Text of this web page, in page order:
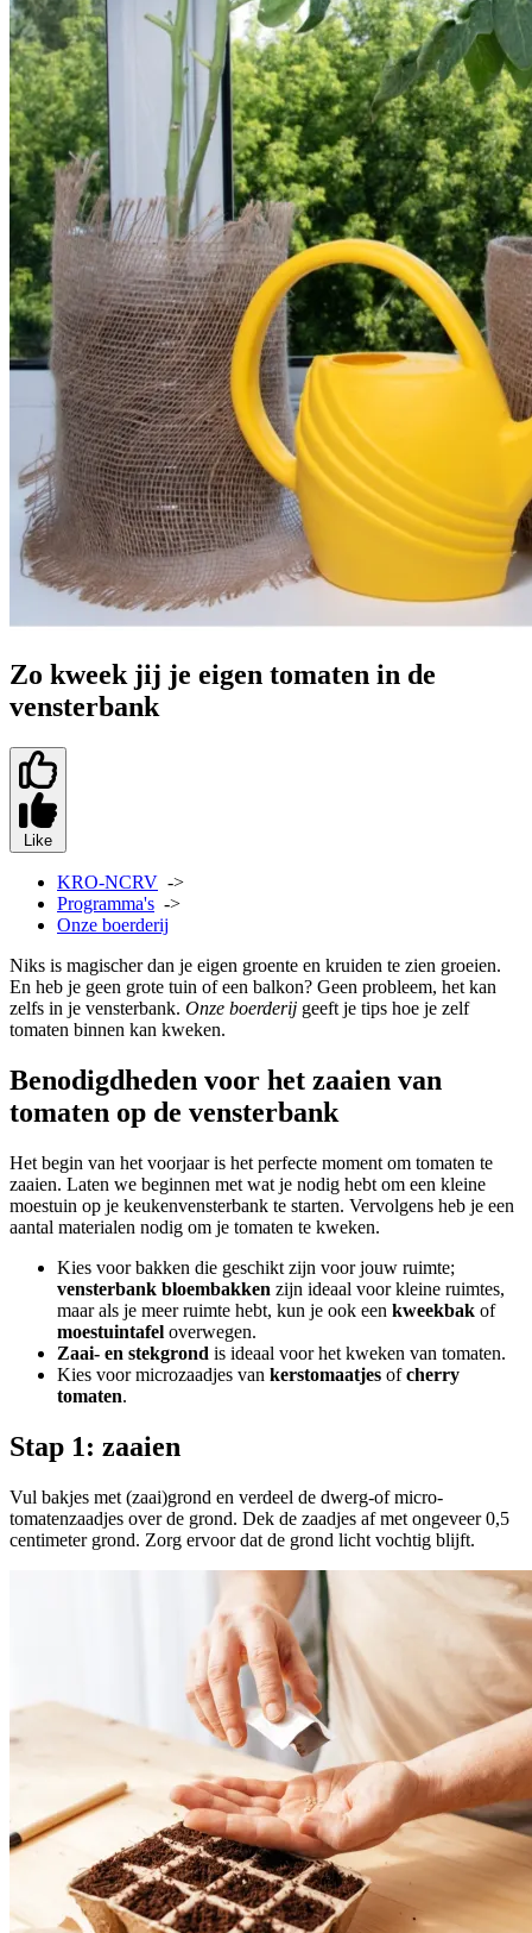
Zo kweek jij je eigen tomaten in de
vensterbank
Like
KRO-NCRV ->
Programma's ->
Onze boerderij
Niks is magischer dan je eigen groente en kruiden te zien groeien.
En heb je geen grote tuin of een balkon? Geen probleem, het kan
zelfs in je vensterbank. Onze boerderij geeft je tips hoe je zelf
tomaten binnen kan kweken.
Benodigdheden voor het zaaien van
tomaten op de vensterbank
Het begin van het voorjaar is het perfecte moment om tomaten te
zaaien. Laten we beginnen met wat je nodig hebt om een kleine
moestuin op je keukenvensterbank te starten. Vervolgens heb je een
aantal materialen nodig om je tomaten te kweken.
Kies voor bakken die geschikt zijn voor jouw ruimte;
vensterbank bloembakken zijn ideaal voor kleine ruimtes,
maar als je meer ruimte hebt, kun je ook een kweekbak of
moestuintafel overwegen.
Zaai- en stekgrond is ideaal voor het kweken van tomaten.
Kies voor microzaadjes van kerstomaatjes ofcherry
tomaten.
Stap 1: zaaien
Vul bakjes met (zaai)grond en verdeel de dwerg-of micro-
tomatenzaadjes over de grond. Dek de zaadjes af met ongeveer 0,5
centimeter grond. Zorg ervoor dat de grond licht vochtig blijft.